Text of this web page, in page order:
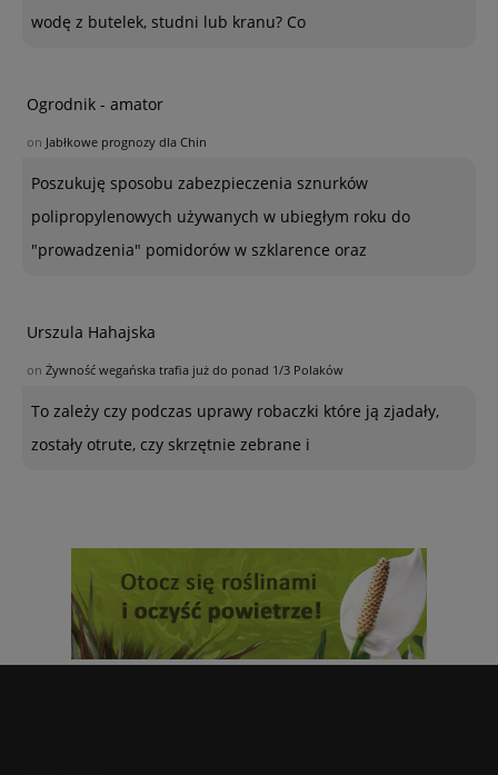
wodę z butelek, studni lub kranu? Co
Ogrodnik - amator
on Jabłkowe prognozy dla Chin
Poszukuję sposobu zabezpieczenia sznurków
polipropylenowych używanych w ubiegłym roku do
"prowadzenia" pomidorów w szklarence oraz
Urszula Hahajska
on Żywność wegańska trafia już do ponad 1/3 Polaków
To zależy czy podczas uprawy robaczki które ją zjadały,
zostały otrute, czy skrzętnie zebrane i